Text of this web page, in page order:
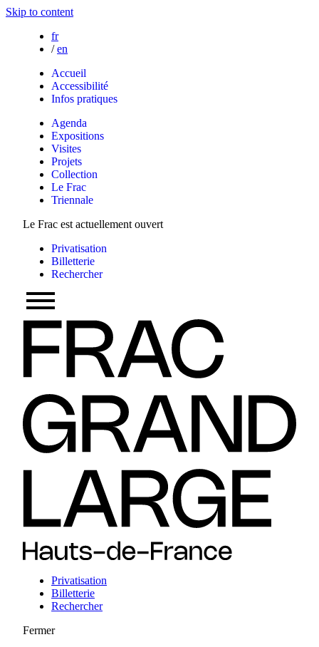
Skip to content
fr
/ en
Accueil
Accessibilité
Infos pratiques
Agenda
Expositions
Visites
Projets
Collection
Le Frac
Triennale
Le Frac est actuellement ouvert
Privatisation
Billetterie
Rechercher
Privatisation
Billetterie
Rechercher
Fermer